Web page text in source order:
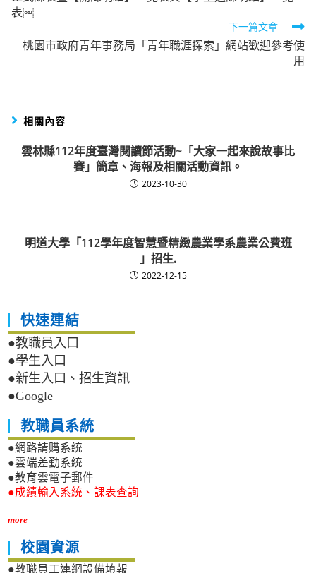
articles
表￼
下一篇文章
桃園市政府青年事務局「青年職涯探索」網站歡迎參考使
用
相關內容
雲林縣112年度臺灣閱讀節活動~「大家一起來說故事比
賽」簡章、海報及相關活動資訊。
2023-10-30
明道大學「112學年度智慧暨精緻農業學系農業公費班
」招生.
2022-12-15
快速連結
●教職員入口
●學生入口
●新生入口、招生資訊
●Google
教職員系統
●網路請購系統
●雲端差勤系統
●教育雲電子郵件
●成績輸入系統、課表查詢
more
校園資源
●教職員工連網設備填報